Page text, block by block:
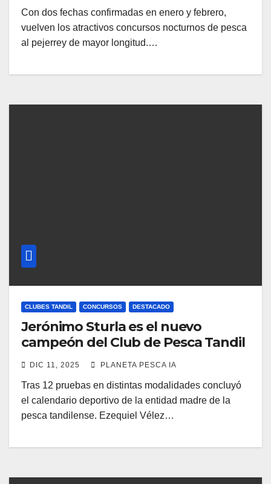
Con dos fechas confirmadas en enero y febrero,
vuelven los atractivos concursos nocturnos de pesca
al pejerrey de mayor longitud.…
CLUBES TANDIL CONCURSOS DESTACADO
Jerónimo Sturla es el nuevo
campeón del Club de Pesca Tandil
DIC 11, 2025 PLANETA PESCA IA
Tras 12 pruebas en distintas modalidades concluyó
el calendario deportivo de la entidad madre de la
pesca tandilense. Ezequiel Vélez…